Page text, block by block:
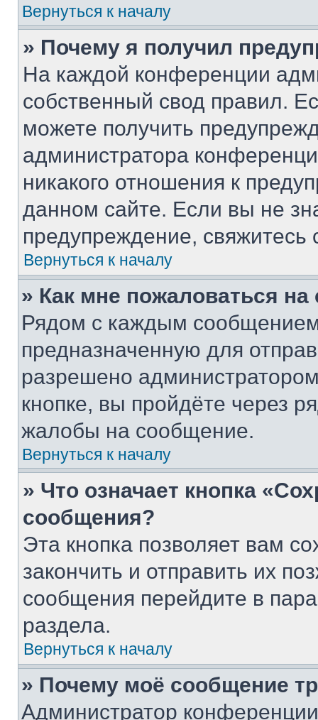
Вернуться к началу
» Почему я получил
На каждой конференции
собственный свод правил.
можете получить
администратора
никакого отношения к
данном сайте. Если вы не
предупреждение,
Вернуться к началу
» Как мне пожаловаться
Рядом с каждым сообщением
предназначенную для
разрешено
кнопке, вы пройдёте через
жалобы на сообщение.
Вернуться к началу
» Что означает кнопка
сообщения?
Эта кнопка позволяет вам
закончить и отправить их
сообщения перейдите в
раздела.
Вернуться к началу
» Почему моё сообщение
Администратор